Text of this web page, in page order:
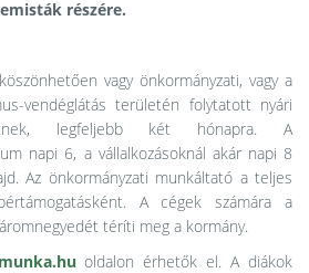
részére.
vagy önkormányzati, vagy a
vendéglátás területén folytatott nyári
legfeljebb két hónapra. A
napi 6, a vállalkozásoknál akár napi 8
Az önkormányzati munkáltató a teljes
A cégek számára a
téríti meg a kormány.
munka.huoldalon érhetők el. A diákok